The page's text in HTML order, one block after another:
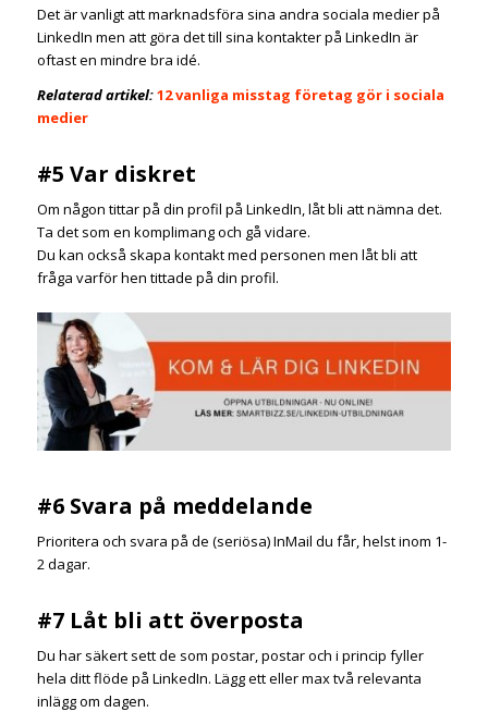
Det är vanligt att marknadsföra sina andra sociala medier på
LinkedIn men att göra det till sina kontakter på LinkedIn är
oftast en mindre bra idé.
Relaterad artikel:12 vanliga misstag företag gör i sociala
medier
#5 Var diskret
Om någon tittar på din profil på LinkedIn, låt bli att nämna det.
Ta det som en komplimang och gå vidare.
Du kan också skapa kontakt med personen men låt bli att
fråga varför hen tittade på din profil.
#6 Svara på meddelande
Prioritera och svara på de (seriösa) InMail du får, helst inom 1-
2 dagar.
#7 Låt bli att överposta
Du har säkert sett de som postar, postar och i princip fyller
hela ditt flöde på LinkedIn. Lägg ett eller max två relevanta
inlägg om dagen.